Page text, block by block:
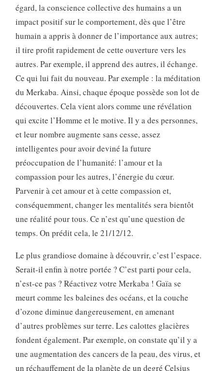
égard, la conscience collective des humains a un
impact positif sur le comportement, dès que l’être
humain a appris à donner de l’importance aux autres;
il tire profit rapidement de cette ouverture vers les
autres. Par exemple, il apprend des autres, il échange.
Ce qui lui fait du nouveau. Par exemple : la méditation
du Merkaba. Ainsi, chaque époque possède son lot de
découvertes. Cela vient alors comme une révélation
qui excite l’Homme et le motive. Il y a des personnes,
et leur nombre augmente sans cesse, assez
intelligentes pour avoir deviné la future
préoccupation de l’humanité: l’amour et la
compassion pour les autres, l’énergie du cœur.
Parvenir à cet amour et à cette compassion et,
conséquemment, changer les mentalités sera bientôt
une réalité pour tous. Ce n’est qu’une question de
temps. On prédit cela, le 21/12/12.
Le plus grandiose domaine à découvrir, c’est l’espace.
Serait-il enfin à notre portée ? C’est parti pour cela,
n’est-ce pas ? Réactivez votre Merkaba ! Gaïa se
meurt comme les baleines des océans, et la couche
d’ozone diminue dangereusement, en amenant
d’autres problèmes sur terre. Les calottes glacières
fondent également. Par exemple, on constate qu’il y a
une augmentation des cancers de la peau, des virus, et
un réchauffement de la planète de un degré Celsius